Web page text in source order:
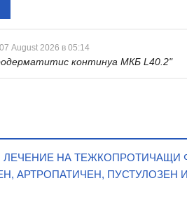
August 2026 в 05:14
континуа МКБ L40.2"
ЛЕЧЕНИЕ НА ТЕЖКОПРОТИЧАЩИ
АРТРОПАТИЧЕН, ПУСТУЛОЗЕН